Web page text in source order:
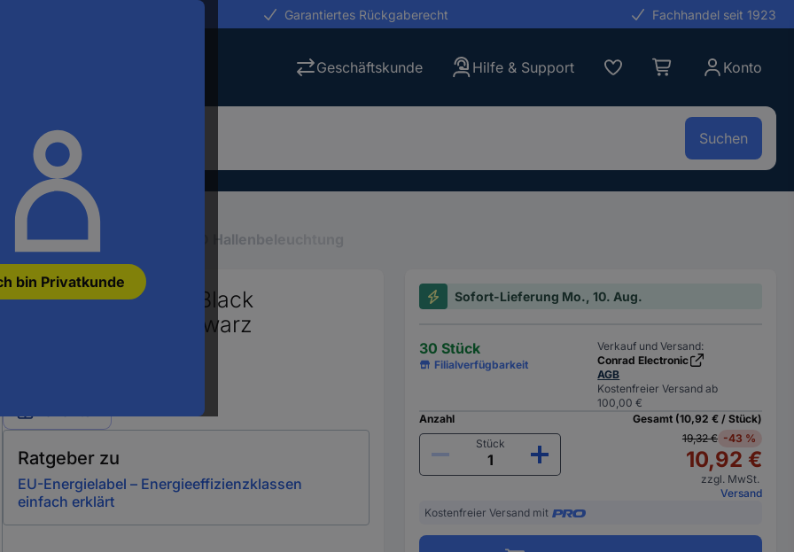
bin Privatkunde
Garantiertes Rückgaberecht Fachhandel seit 1923
Geschäftskunde Hilfe & Support Konto
Suchen
LED-Beleuchtung LED Hallenbeleuchtung
130W 865 IP65 Black
LED 130.00 W Schwarz
Ratgeber zu
EU-Energielabel – Energieeffizienzklassen
einfach erklärt
Sofort-Lieferung Mo., 10. Aug.
30 Stück
Filialverfügbarkeit
Verkauf und Versand:
Conrad Electronic
AGB
Kostenfreier Versand ab
100,00 €
Anzahl
Stück
Gesamt (10,92 € / Stück)
19,32 € -43 %
10,92 €
zzgl. MwSt.
Versand
Kostenfreier Versand mit